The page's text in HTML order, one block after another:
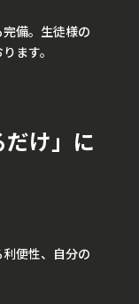
備。生徒様の
ます。
け」に
便性、自分の